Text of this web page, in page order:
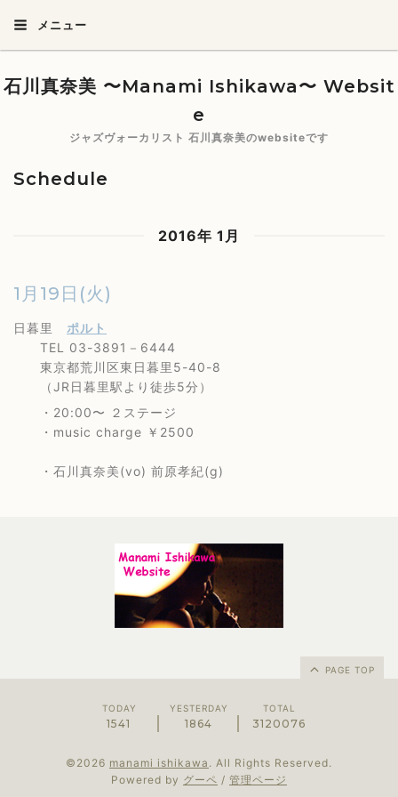
メニュー
石川真奈美 〜Manami Ishikawa〜 Websit
e
ジャズヴォーカリスト 石川真奈美のwebsiteです
Schedule
2016年 1月
1月19日(火)
日暮里 ポルト
TEL 03-3891－6444
東京都荒川区東日暮里5-40-8
（JR日暮里駅より徒歩5分）
・20:00〜 ２ステージ
・music charge ￥2500
・石川真奈美(vo) 前原孝紀(g)
PAGE TOP
TODAY
1541
YESTERDAY
1864
TOTAL
3120076
©2026 manami ishikawa . All Rights Reserved.
Powered by グーペ / 管理ページ